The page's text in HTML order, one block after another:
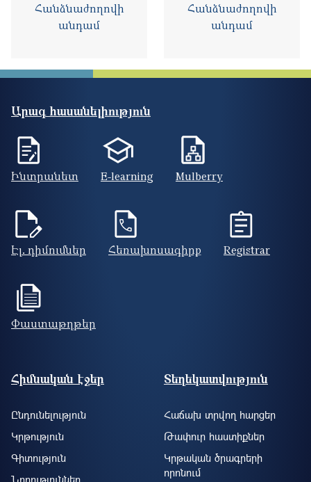
Հանձնաժողովի
անդամ
Հանձնաժողովի
անդամ
Արագ հասանելիություն
Ինտրանետ E-learning Mulberry
Էլ. դիմումներ Հեռախոսագիրք Registrar
Փաստաթղթեր
Footer site information
Հիմնական էջեր
Ընդունելություն
Կրթություն
Գիտություն
Նորություններ
Տեղեկատվություն
Հաճախ տրվող հարցեր
Թափուր հաստիքներ
Կրթական ծրագրերի
որոնում